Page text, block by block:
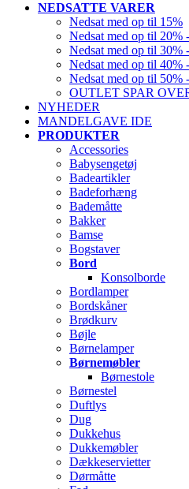
NEDSATTE VARER
Nedsat med op til 15%
Nedsat med op til 20%
Nedsat med op til 30%
Nedsat med op til 40%
Nedsat med op til 50%
OUTLET SPAR
NYHEDER
MANDELGAVE IDE
PRODUKTER
Accessories
Babysengetøj
Badeartikler
Badeforhæng
Bademåtte
Bakker
Bamse
Bogstaver
Bord
Konsolborde
Bordlamper
Bordskåner
Brødkurv
Bøjle
Børnelamper
Børnemøbler
Børnestole
Børnestel
Duftlys
Dug
Dukkehus
Dukkemøbler
Dækkeservietter
Dørmåtte